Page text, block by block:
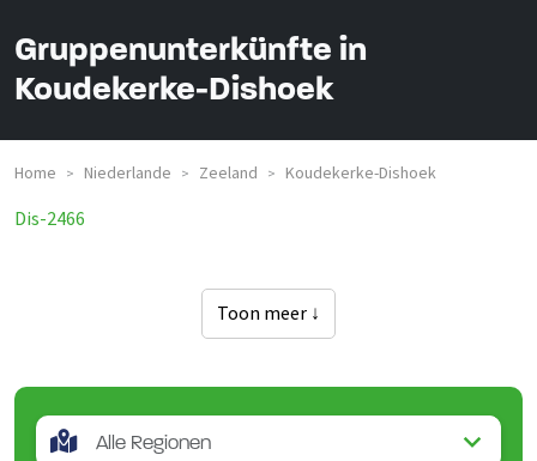
Gruppenunterkünfte in
Koudekerke-Dishoek
Home > Niederlande > Zeeland > Koudekerke-Dishoek
Dis-2466
Toon meer ↓